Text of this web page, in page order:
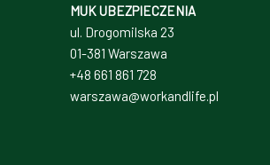
MUK UBEZPIECZENIA
ul. Drogomilska 23
01-381 Warszawa
+48 661 861 728
warszawa@workandlife.pl